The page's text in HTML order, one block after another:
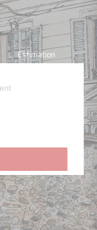
Estimation